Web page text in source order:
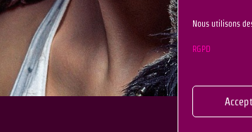
Nous utilisons
RGPD